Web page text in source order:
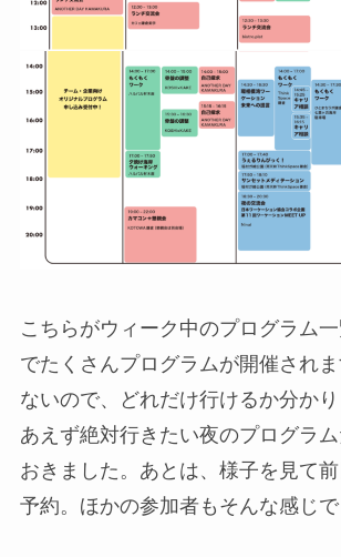
こちらがウィーク中のプログラム
でたくさんプログラムが開催され
ないので、どれだけ行けるか分か
あえず絶対行きたい夜のプログラ
おきました。あとは、様子を見て
予約。ほかの参加者もそんな感じで